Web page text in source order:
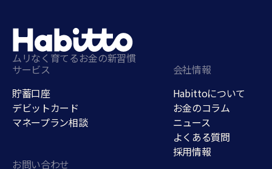
ムリなく育てるお金の新習慣
サービス
貯蓄口座
デビットカード
マネープラン相談
会社情報
Habittoについて
お金のコラム
ニュース
よくある質問
採用情報
お問い合わせ